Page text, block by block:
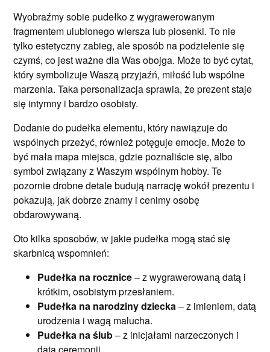
Wyobraźmy sobie pudełko z wygrawerowanym
fragmentem ulubionego wiersza lub piosenki. To nie
tylko estetyczny zabieg, ale sposób na podzielenie się
czymś, co jest ważne dla Was obojga. Może to być cytat,
który symbolizuje Waszą przyjaźń, miłość lub wspólne
marzenia. Taka personalizacja sprawia, że prezent staje
się intymny i bardzo osobisty.
Dodanie do pudełka elementu, który nawiązuje do
wspólnych przeżyć, również potęguje emocje. Może to
być mała mapa miejsca, gdzie poznaliście się, albo
symbol związany z Waszym wspólnym hobby. Te
pozornie drobne detale budują narrację wokół prezentu i
pokazują, jak dobrze znamy i cenimy osobę
obdarowywaną.
Oto kilka sposobów, w jakie pudełka mogą stać się
skarbnicą wspomnień:
Pudełka na rocznice– z wygrawerowaną datą i
krótkim, osobistym przesłaniem.
Pudełka na narodziny dziecka– z imieniem, datą
urodzenia i wagą malucha.
Pudełka na ślub– z inicjałami narzeczonych i